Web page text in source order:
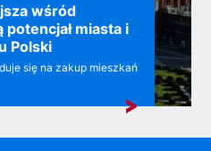
wśród
miasta i
Polski
się na zakup mieszkań